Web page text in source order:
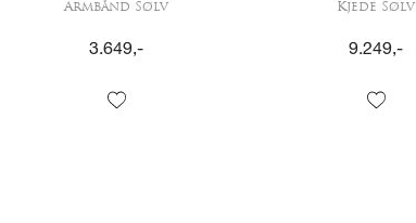
Armbånd Sølv
3.649,-
Kjede Sølv
9.249,-